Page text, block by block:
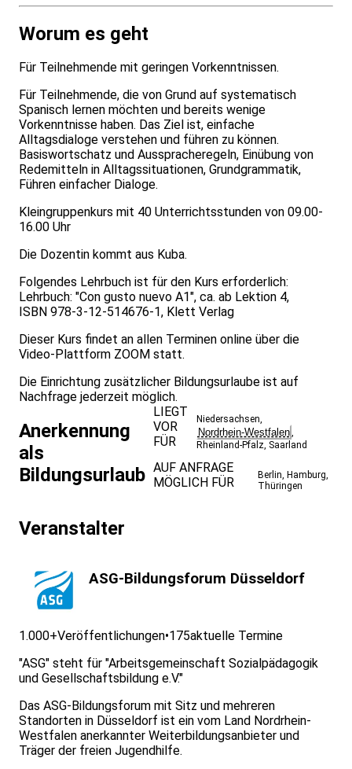
Worum es geht
Für Teilnehmende mit geringen Vorkenntnissen.
Für Teilnehmende, die von Grund auf systematisch
Spanisch lernen möchten und bereits wenige
Vorkenntnisse haben. Das Ziel ist, einfache
Alltagsdialoge verstehen und führen zu können.
Basiswortschatz und Ausspracheregeln, Einübung von
Redemitteln in Alltagssituationen, Grundgrammatik,
Führen einfacher Dialoge.
Kleingruppenkurs mit 40 Unterrichtsstunden von 09.00-
16.00 Uhr
Die Dozentin kommt aus Kuba.
Folgendes Lehrbuch ist für den Kurs erforderlich:
Lehrbuch: "Con gusto nuevo A1", ca. ab Lektion 4,
ISBN 978-3-12-514676-1, Klett Verlag
Dieser Kurs findet an allen Terminen online über die
Video-Plattform ZOOM statt.
Die Einrichtung zusätzlicher Bildungsurlaube ist auf
Nachfrage jederzeit möglich.
Anerkennung
als
Bildungsurlaub
LIEGT
VOR
FÜR
Niedersachsen,
Nordrhein-Westfalen,
Rheinland-Pfalz, Saarland
AUF ANFRAGE
MÖGLICH FÜR
Berlin, Hamburg,
Thüringen
Veranstalter
ASG-Bildungsforum Düsseldorf
1.000+Veröffentlichungen•175aktuelle Termine
"ASG" steht für "Arbeitsgemeinschaft Sozialpädagogik
und Gesellschaftsbildung e.V."
Das ASG-Bildungsforum mit Sitz und mehreren
Standorten in Düsseldorf ist ein vom Land Nordrhein-
Westfalen anerkannter Weiterbildungsanbieter und
Träger der freien Jugendhilfe.